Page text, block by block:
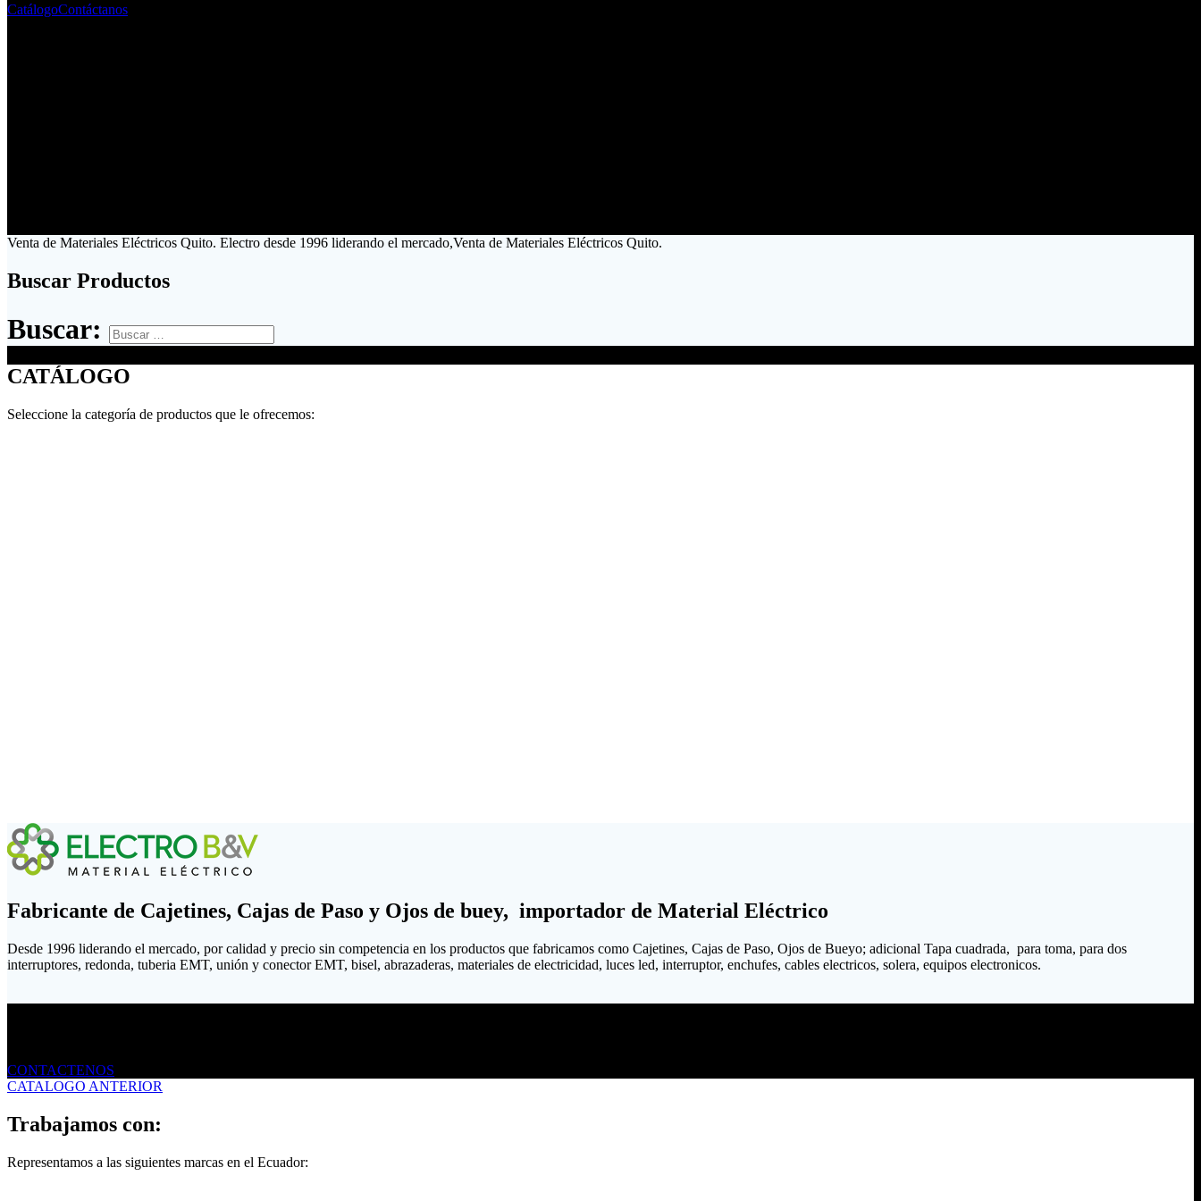
CatálogoContáctanos
Venta de Materiales Eléctricos Quito. Electro desde 1996 liderando el mercado,Venta de Materiales Eléctricos Quito.
Buscar Productos
Buscar:
CATÁLOGO
Seleccione la categoría de productos que le ofrecemos:
Fabricante de Cajetines, Cajas de Paso y Ojos de buey, importador de Material Eléctrico
Desde 1996 liderando el mercado, por calidad y precio sin competencia en los productos que fabricamos como Cajetines, Cajas de Paso, Ojos de Bueyo; adicional Tapa cuadrada, para toma, para dos
interruptores, redonda, tuberia EMT, unión y conector EMT, bisel, abrazaderas, materiales de electricidad, luces led, interruptor, enchufes, cables electricos, solera, equipos electronicos.
CONTACTENOS
CATALOGO ANTERIOR
Trabajamos con:
Representamos a las siguientes marcas en el Ecuador: